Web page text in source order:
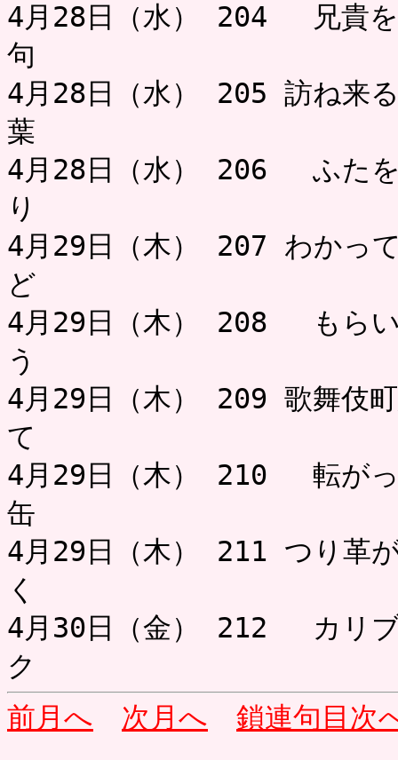
4月28日（水） 204 兄貴を
句
4月28日（水） 205 訪ね来
葉
4月28日（水） 206 ふたを
り お
4月29日（木） 207 わかっ
ど
4月29日（木） 208 もらい
う ミャー
4月29日（木） 209 歌舞伎
て
4月29日（木） 210 転がっ
缶
4月29日（木） 211 つり革
く ミャ
4月30日（金） 212 カリブ
ク
前月へ
次月へ 鎖連句目次